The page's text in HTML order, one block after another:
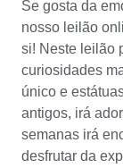
Se gosta da
nosso leilão
si! Neste leilão
curiosidades
único e
antigos, irá
semanas irá
desfrutar da